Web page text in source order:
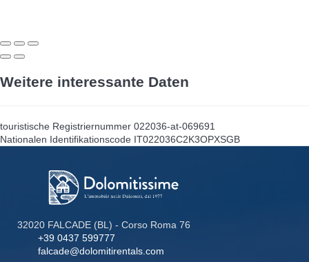
Weitere interessante Daten
touristische Registriernummer 022036-at-069691
Nationalen Identifikationscode IT022036C2K3OPXSGB
32020 FALCADE (BL) - Corso Roma 76
+39 0437 599777
falcade@dolomitirentals.com